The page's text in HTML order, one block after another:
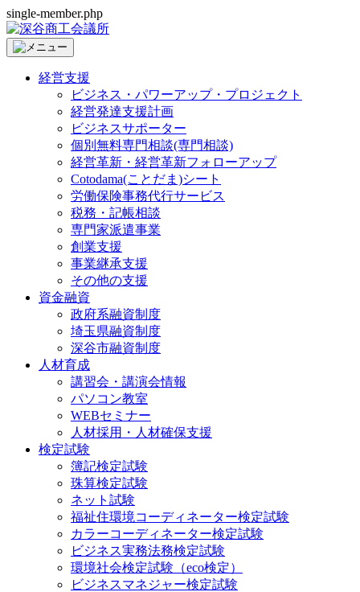
single-member.php
経営支援
ビジネス・パワーアップ・プロジェクト
経営発達支援計画
ビジネスサポーター
個別無料専門相談(専門相談)
経営革新・経営革新フォローアップ
Cotodama(ことだま)シート
労働保険事務代行サービス
税務・記帳相談
専門家派遣事業
創業支援
事業継承支援
その他の支援
資金融資
政府系融資制度
埼玉県融資制度
深谷市融資制度
人材育成
講習会・講演会情報
パソコン教室
WEBセミナー
人材採用・人材確保支援
検定試験
簿記検定試験
珠算検定試験
ネット試験
福祉住環境コーディネーター検定試験
カラーコーディネーター検定試験
ビジネス実務法務検定試験
環境社会検定試験（eco検定）
ビジネスマネジャー検定試験